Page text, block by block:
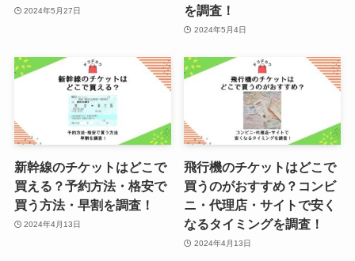
2024年5月27日
を調査！
2024年5月4日
新幹線のチケットはどこで
買える？予約方法・格安で
買う方法・早割を調査！
2024年4月13日
飛行機のチケットはどこで
買うのがおすすめ？コンビ
ニ・代理店・サイトで安く
なるタイミングを調査！
2024年4月13日